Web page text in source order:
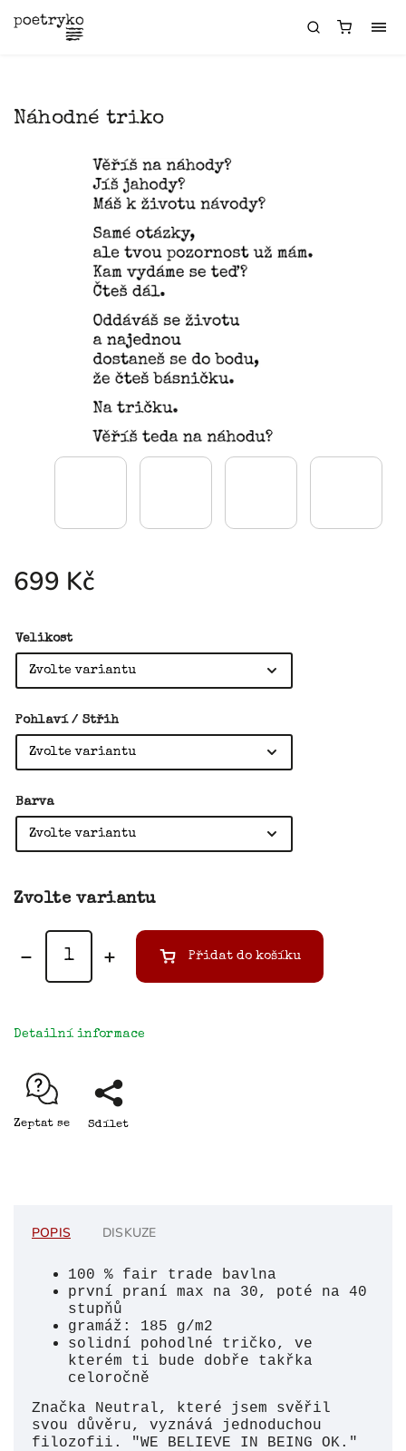
Náhodné triko
699 Kč
Velikost
Pohlaví / Střih
Barva
Zvolte variantu
Přidat do košíku
Detailní informace
Zeptat se Sdílet
POPIS DISKUZE
100 % fair trade bavlna
první praní max na 30, poté na 40
stupňů
gramáž: 185 g/m2
solidní pohodlné tričko, ve
kterém ti bude dobře takřka
celoročně
Značka Neutral, které jsem svěřil
svou důvěru, vyznává jednoduchou
filozofii. "WE BELIEVE IN BEING OK."